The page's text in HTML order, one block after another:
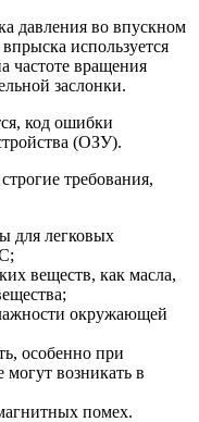
давления во впускном
используется
частоте вращения
заслонки.
код ошибки
(ОЗУ).
требования,
для легковых
веществ, как масла,
окружающей
особенно при
возникать в
помех.